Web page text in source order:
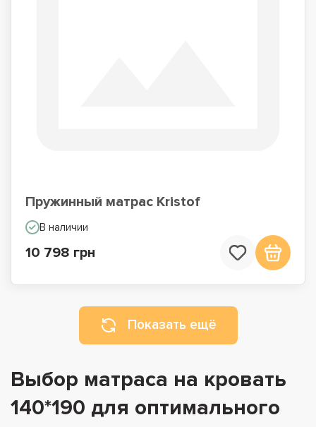
Пружинный матрас Kristof
В наличии
10 798 грн
Показать ещё
Выбор матраса на кровать
140*190 для оптимального